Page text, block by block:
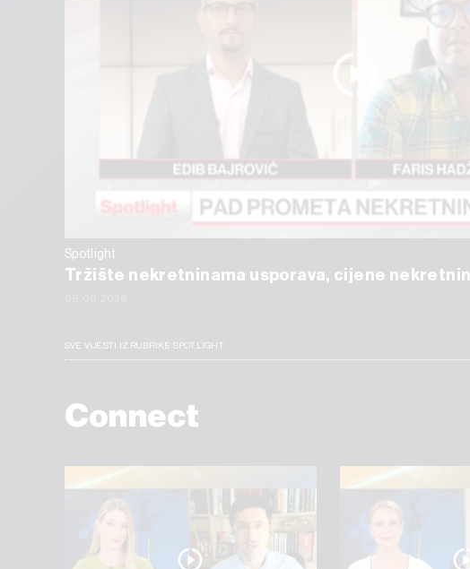
Spotlight
Tržište nekretninama usporava, cijene
SVE VIJESTI IZ RUBRIKE SPOTLIGHT
Connect